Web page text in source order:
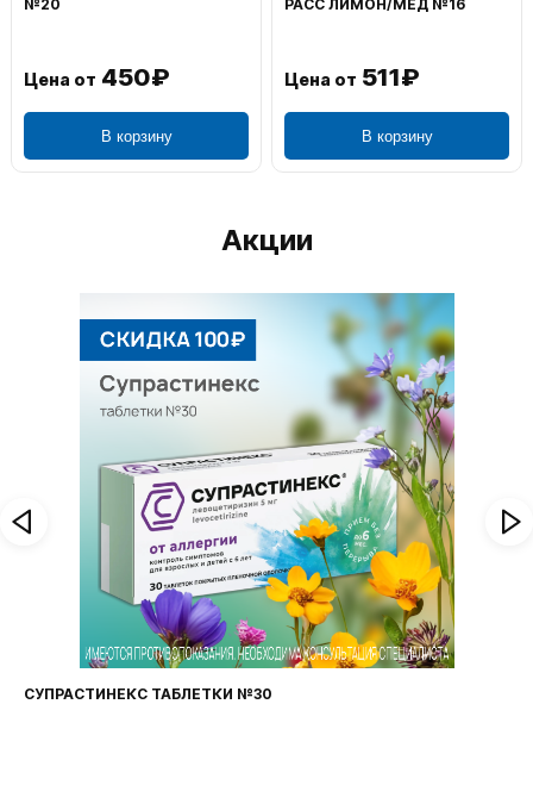
№20
Цена от 450₽
В корзину
РАСС ЛИМОН/МЕД №16
Цена от 511₽
В корзину
Акции
СУПРАСТИНЕКС ТАБЛЕТКИ №30